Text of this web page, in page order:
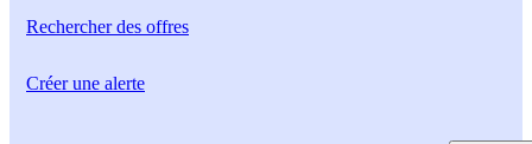
Rechercherdes offres
Créer une alerte